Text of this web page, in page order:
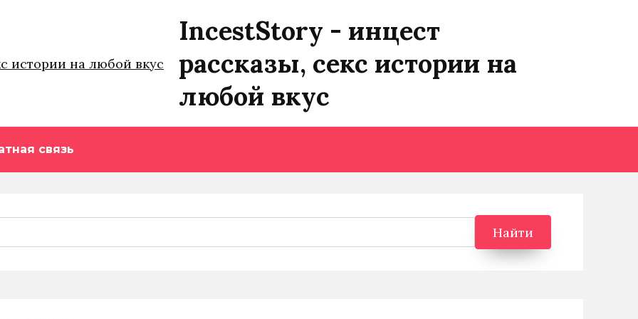
IncestStory - инцест
рассказы, секс истории на
любой вкус
связь
Найти